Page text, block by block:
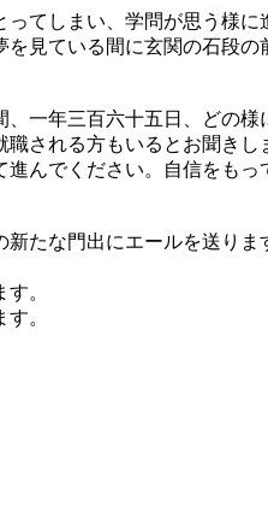
てしまい、学問が思う様に
見ている間に玄関の石段
一年三百六十五日、どの様
される方もいるとお聞き
んでください。自信をも
たな門出にエールを送り
。
。